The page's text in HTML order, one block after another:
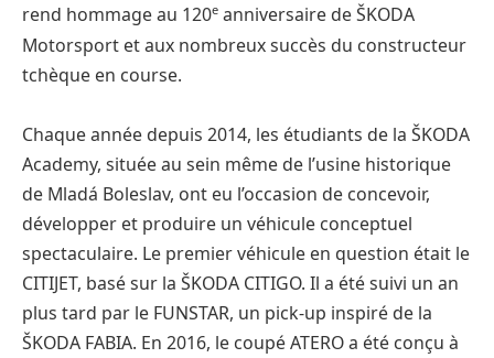
rend hommage au 120e anniversaire de ŠKODA
Motorsport et aux nombreux succès du constructeur
tchèque en course.
Chaque année depuis 2014, les étudiants de la ŠKODA
Academy, située au sein même de l’usine historique
de Mladá Boleslav, ont eu l’occasion de concevoir,
développer et produire un véhicule conceptuel
spectaculaire. Le premier véhicule en question était le
CITIJET, basé sur la ŠKODA CITIGO. Il a été suivi un an
plus tard par le FUNSTAR, un pick-up inspiré de la
ŠKODA FABIA. En 2016, le coupé ATERO a été conçu à